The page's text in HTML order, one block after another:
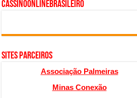
cassinoonlinebrasileiro
SITES PARCEIROS
Associação Palmeiras
Minas Conexão